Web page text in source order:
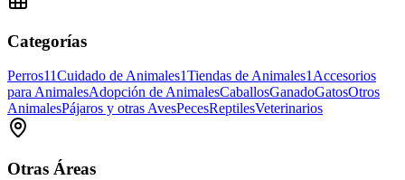
Categorías
Perros11Cuidado de Animales1Tiendas de Animales1Accesorios
para AnimalesAdopción de AnimalesCaballosGanadoGatosOtros
AnimalesPájaros y otras AvesPecesReptilesVeterinarios
Otras Áreas